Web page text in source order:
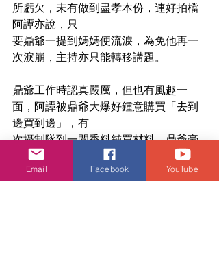
所虧欠，未有做到盡孝本份，連好拍檔
阿譚亦說，只
要鼎爺一提到媽媽便流淚，為免他再一
次淚崩，主持亦只能轉移講題。
鼎爺工作時認真嚴厲，但也有風趣一
面，阿譚被鼎爺大爆好鍾意購買「去到
邊買到邊」，有
次攝制隊到一間香料舖買材料，鼎爺豪
言：「今日譚玉瑛唔買嘢，我拎 2,000
蚊出來萬
Email Facebook YouTube